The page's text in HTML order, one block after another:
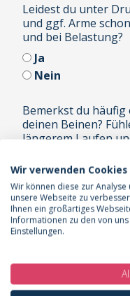
Leidest du unter
und ggf. Arme
und bei Belastung?
Ja
Nein
Bemerkst du
deinen Beinen?
längerem Laufen
Ja
Nein
Auswertung
Wir verwenden Cookies
Wir können diese zur
unsere Webseite zu
Ihnen ein großartiges
Informationen zu den von
Einstellungen.